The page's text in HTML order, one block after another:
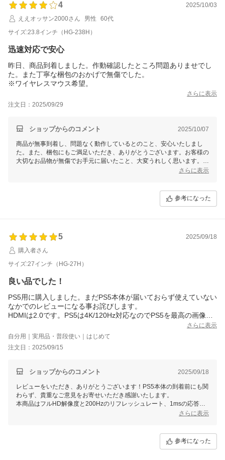
4
2025/10/03
ええオッサン2000さん
男性
60代
サイズ:23.8インチ（HG-238H）
迅速対応で安心
昨日、商品到着しました。作動確認したところ問題ありませでし
た。また丁寧な梱包のおかげで無傷でした。
※ワイヤレスマウス希望。
さらに表示
注文日：2025/09/29
ショップからのコメント 2025/10/07
商品が無事到着し、問題なく動作しているとのこと、安心いたしまし
た。また、梱包にもご満足いただき、ありがとうございます。お客様の
大切なお品物が無傷でお手元に届いたこと、大変うれしく思います。今
さらに表示
参考になった
5
2025/09/18
購入者さん
サイズ:27インチ（HG-27H）
良い品でした！
PS5用に購入しました。まだPS5本体が届いておらず使えていない
なかでのレビューになる事お詫びします。
HDMIは2.0です。PS5は4K/120Hz対応なのでPS5を最高の画像で
と考えるなら4K対応が良いのかもしれませんが、フルHD/120Hz
でもキレイなんだろうと思っています。楽しみです♪組み立ても簡
単でした。
さらに表示
自分用｜実用品・普段使い｜はじめて
注文日：2025/09/15
ショップからのコメント 2025/09/18
レビューをいただき、ありがとうございます！PS5本体の到着前にも関
わらず、貴重なご意見をお寄せいただき感謝いたします。
本商品はフルHD解像度と200Hzのリフレッシュレート、1msの応答速
度を備えており、PS5でも滑らかでキレイな映像をお楽しみいただける
組み立てが簡単とのお言葉もとても嬉しく感じております。
PS5到着後には、ぜひ実際のご使用感をまたお聞かせください。今後と
さらに表示
参考になった